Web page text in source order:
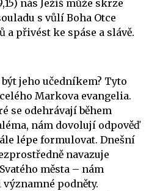
nás Ježíš může skrze
s vůlí Boha Otce
a přivést ke spáse a slávě.
jeho učedníkem? Tyto
Markova evangelia.
se odehrávají během
nám dovolují odpověď
lépe formulovat. Dnešní
navazuje
města – nám
podněty.